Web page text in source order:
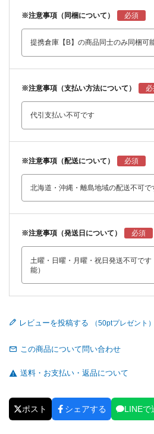
※注意事項（同梱について）
※注意事項（支払い方法について）
※注意事項（配送について）
※注意事項（発送日について）
レビューを投稿する
この商品について問い合わせ
送料・お支払い・返品について
ポスト シェアする LINEで